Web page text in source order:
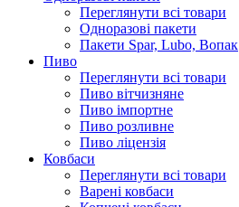
Переглянути всі товари
Одноразові пакети
Пакети Spar, Lubo, Вопак
Пиво
Переглянути всі товари
Пиво вітчизняне
Пиво імпортне
Пиво розливне
Пиво ліцензія
Ковбаси
Переглянути всі товари
Варені ковбаси